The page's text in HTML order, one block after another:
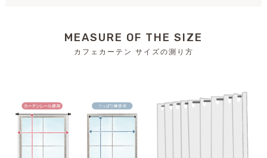
MEASURE OF THE SIZE
カフェカーテン サイズの測り方